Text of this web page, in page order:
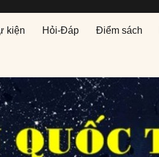
kiện Hỏi-Đáp Điểm sách